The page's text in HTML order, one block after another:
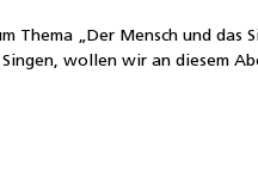
Thema „Der Mensch und das
wollen wir an diesem